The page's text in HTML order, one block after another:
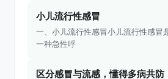
小儿流行性感冒
一、小儿流行性感冒小儿流行性感冒
一种急性呼
区分感冒与流感，懂得多病共防